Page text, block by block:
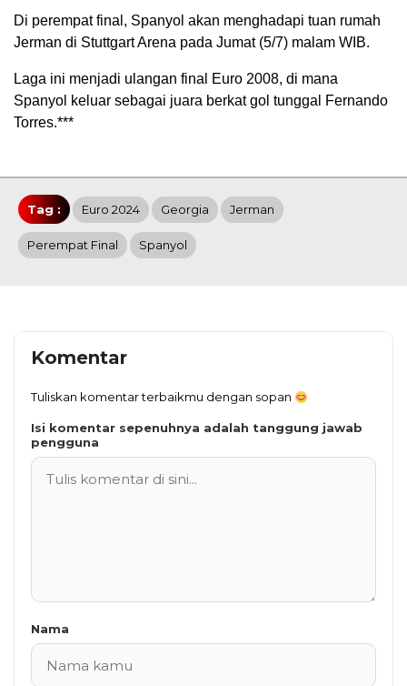
Di perempat final, Spanyol akan menghadapi tuan rumah
Jerman di Stuttgart Arena pada Jumat (5/7) malam WIB.
Laga ini menjadi ulangan final Euro 2008, di mana
Spanyol keluar sebagai juara berkat gol tunggal Fernando
Torres.***
Tag : Euro 2024 Georgia Jerman
Perempat Final Spanyol
Komentar
Tuliskan komentar terbaikmu dengan sopan
Isi komentar sepenuhnya adalah tanggung jawab
pengguna
Nama